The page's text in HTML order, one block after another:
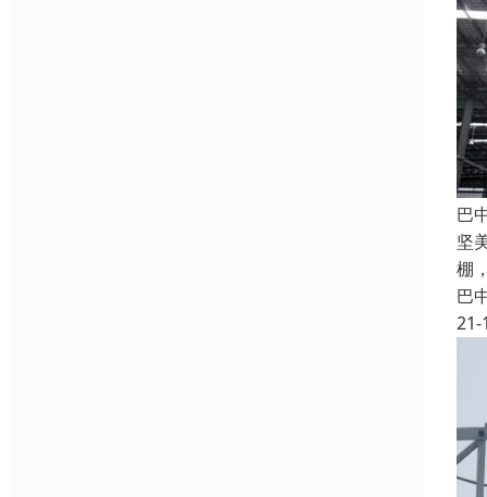
巴
坚
棚
巴
21-